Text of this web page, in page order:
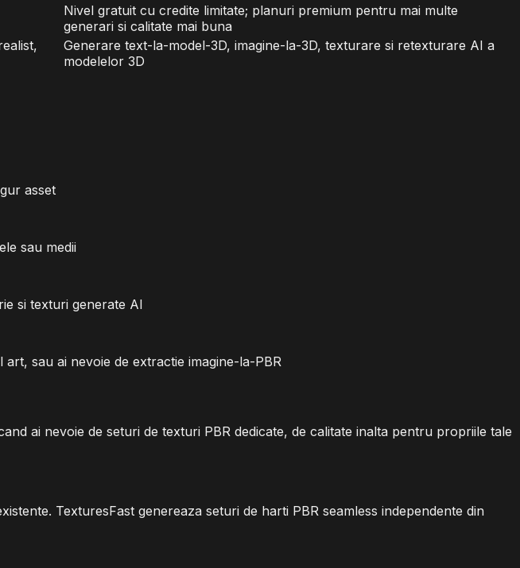
Nivel gratuit cu credite limitate; planuri premium pentru mai multe
generari si calitate mai buna
Generare text-la-model-3D, imagine-la-3D, texturare si retexturare AI a
modelelor 3D
asset
sau medii
si texturi generate AI
sau ai nevoie de extractie imagine-la-PBR
ai nevoie de seturi de texturi PBR dedicate, de calitate inalta pentru propriile tale
TexturesFast genereaza seturi de harti PBR seamless independente din